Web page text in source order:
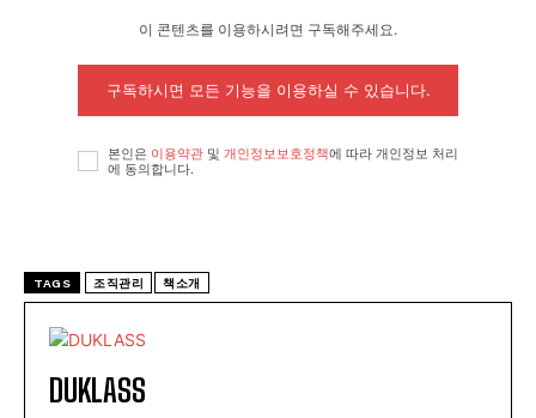
이 콘텐츠를 이용하시려면 구독해주세요.
구독하시면 모든 기능을 이용하실 수 있습니다.
본인은 이용약관 및 개인정보보호정책에 따라 개인정보 처리
에 동의합니다.
TAGS 조직관리 책소개
DUKLASS